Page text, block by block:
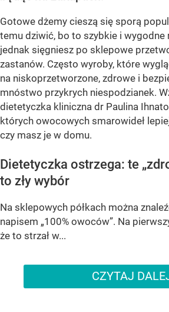
Gotowe dżemy cieszą się sporą
temu dziwić, bo to szybkie i wygodne
jednak sięgniesz po sklepowe
zastanów. Często wyroby, które
na niskoprzetworzone, zdrowe i
mnóstwo przykrych niespodzianek.
dietetyczka kliniczna dr Paulina
których owocowych smarowideł
czy masz je w domu.
Dietetyczka ostrzega: te
to zły wybór
Na sklepowych półkach można
napisem „100% owoców”. Na
że to strzał w...
CZYTAJ